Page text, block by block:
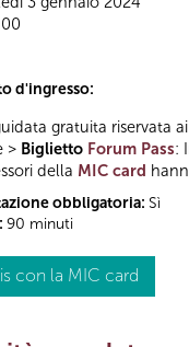
d'ingresso:
gratuita riservata
> Biglietto Forum Pass:
della MIC card
obbligatoria: Sì
90 minuti
con la MIC card